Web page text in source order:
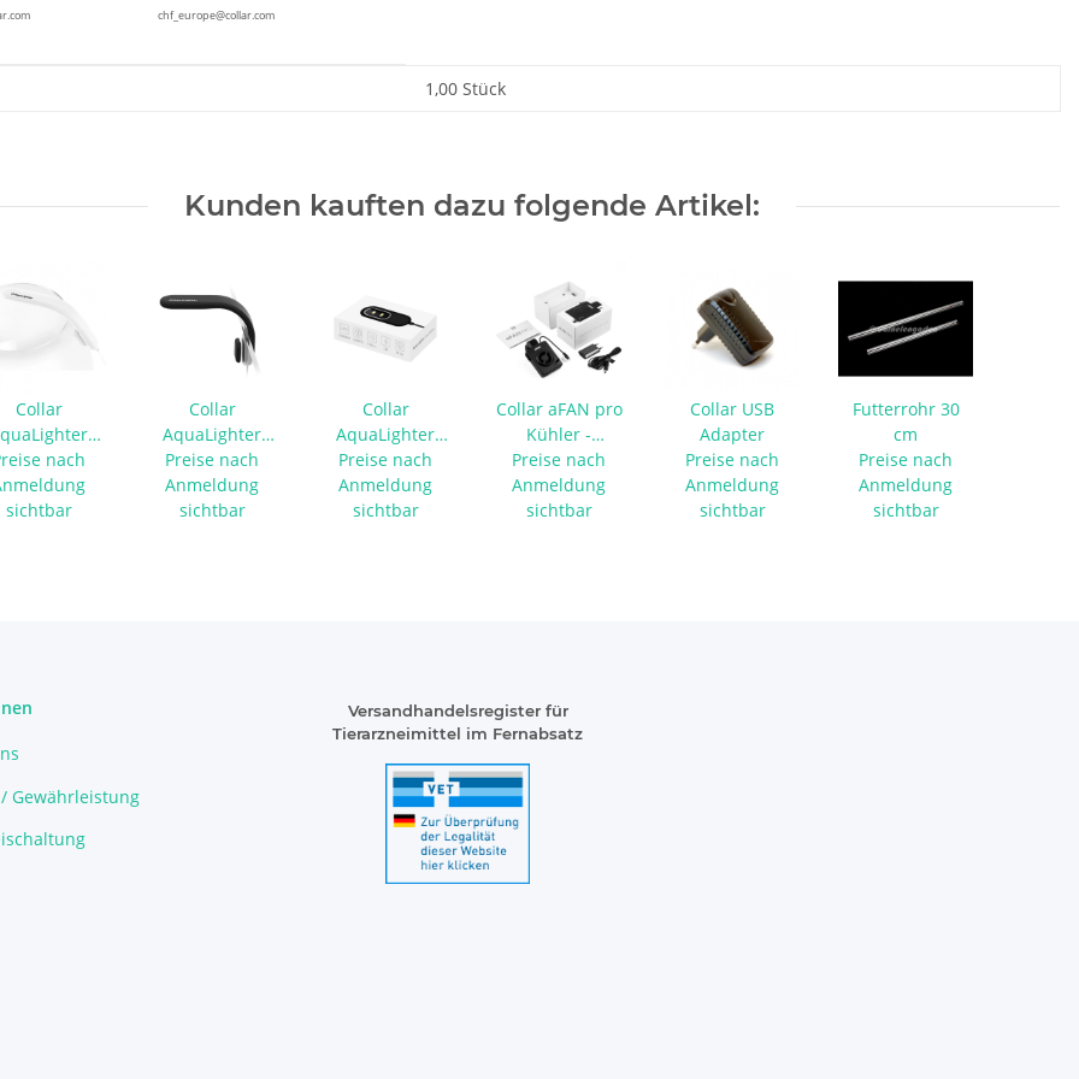
chf_europe@collar.com
1,00 Stück
Kunden kauften dazu folgende Artikel:
Collar
Soft weiß
nach
sichtbar
Collar
AquaLighter
Nano Soft
schwarz
Preise nach
Anmeldung
sichtbar
Collar
AquaLighter
Pico Tablet
schwarz
Preise nach
Anmeldung
sichtbar
Collar aFAN pro
Kühler -
Kühlgebläse mit
Sensor
Preise nach
Anmeldung
sichtbar
Collar USB
Adapter
Preise nach
Anmeldung
sichtbar
Futterrohr 30
cm
Preise nach
Anmeldung
sichtbar
Gewährleistung
Versandhandelsregister für
Tierarzneimittel im Fernabsatz